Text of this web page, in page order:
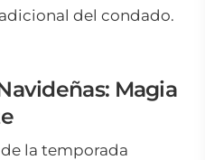
del condado.
Magia
la temporada